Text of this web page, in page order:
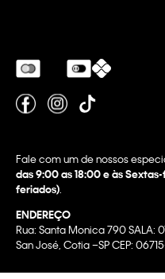
Fale com um de nossos
das 9:00 as 18:00 e às
feriados)
ENDEREÇO
Rua: Santa Monica 790 SALA:
San José, Cotia –SP CEP: